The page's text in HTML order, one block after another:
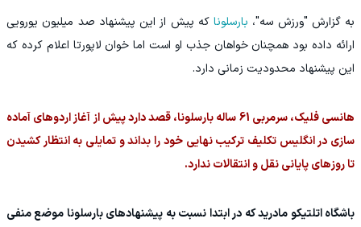
به گزارش "ورزش سه"، بارسلونا که پیش از این پیشنهاد صد میلیون یورویی
ارائه داده بود همچنان خواهان جذب او است اما خوان لاپورتا اعلام کرده که
این پیشنهاد محدودیت زمانی دارد.
هانسی فلیک، سرمربی 61 ساله بارسلونا، قصد دارد پیش از آغاز اردوهای آماده
سازی در انگلیس تکلیف ترکیب نهایی خود را بداند و تمایلی به انتظار کشیدن
تا روزهای پایانی نقل و انتقالات ندارد.
باشگاه اتلتیکو مادرید که در ابتدا نسبت به پیشنهادهای بارسلونا موضع منفی